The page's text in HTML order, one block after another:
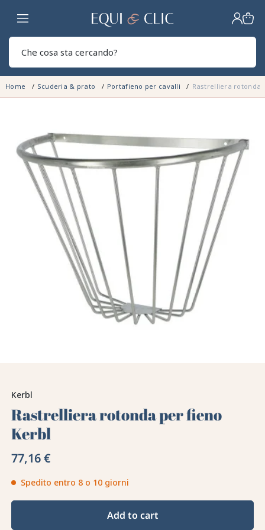
Casa
Home Scuderia & prato Portafieno per cavalli Rastrelliera rotonda
Kerbl
Rastrelliera rotonda per fieno
Kerbl
77,16 €
Spedito entro 8 o 10 giorni
Add to cart